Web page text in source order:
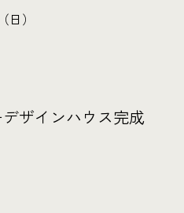
）
ザインハウス完成